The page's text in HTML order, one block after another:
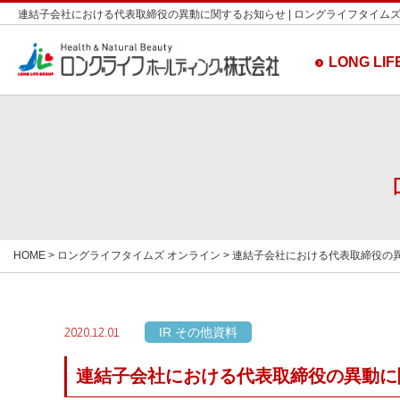
連結子会社における代表取締役の異動に関するお知らせ | ロングライフタイム
LONG
HOME > ロングライフタイムズ オンライン > 連結子会社における代表取締役の
2020.12.01 IR その他資料
連結子会社における代表取締役の異動